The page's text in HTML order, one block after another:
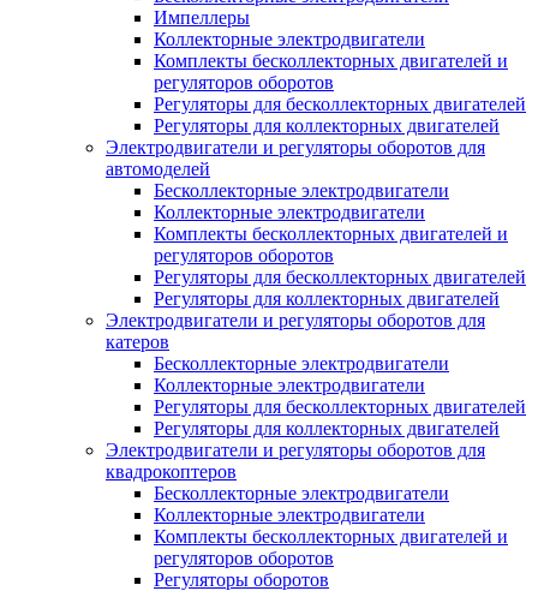
Импеллеры
Коллекторные электродвигатели
Комплекты бесколлекторных двигателей и
регуляторов оборотов
Регуляторы для бесколлекторных двигателей
Регуляторы для коллекторных двигателей
Электродвигатели и регуляторы оборотов для
автомоделей
Бесколлекторные электродвигатели
Коллекторные электродвигатели
Комплекты бесколлекторных двигателей и
регуляторов оборотов
Регуляторы для бесколлекторных двигателей
Регуляторы для коллекторных двигателей
Электродвигатели и регуляторы оборотов для
катеров
Бесколлекторные электродвигатели
Коллекторные электродвигатели
Регуляторы для бесколлекторных двигателей
Регуляторы для коллекторных двигателей
Электродвигатели и регуляторы оборотов для
квадрокоптеров
Бесколлекторные электродвигатели
Коллекторные электродвигатели
Комплекты бесколлекторных двигателей и
регуляторов оборотов
Регуляторы оборотов